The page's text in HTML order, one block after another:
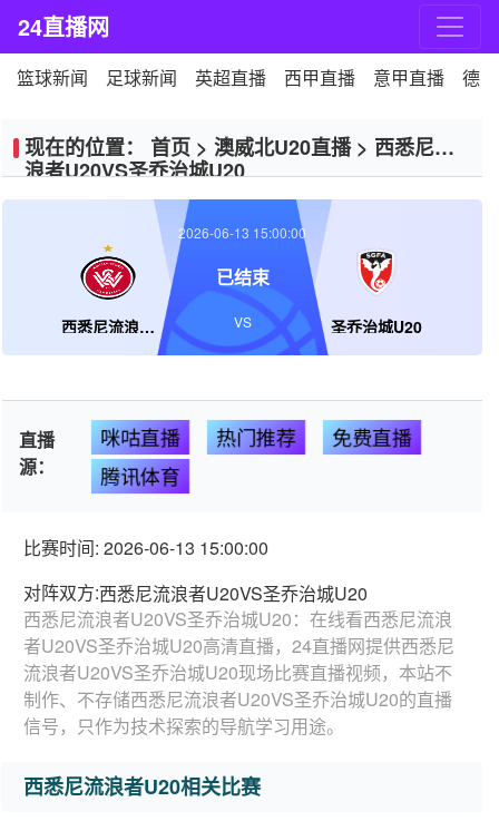
24直播网
篮球新闻 足球新闻 英超直播 西甲直播 意甲直播 德
现在的位置： 首页 > 澳威北U20直播> 西悉尼流
浪者U20VS圣乔治城U20
西悉尼流浪者U20 圣乔治城U20
2026-06-13 15:00:00
已结束
VS
直播
源：
咪咕直播 热门推荐
免费直播
腾讯体育
比赛时间: 2026-06-13 15:00:00
对阵双方:西悉尼流浪者U20VS圣乔治城U20
西悉尼流浪者U20VS圣乔治城U20：在线看西悉尼流浪
者U20VS圣乔治城U20高清直播，24直播网提供西悉尼
流浪者U20VS圣乔治城U20现场比赛直播视频，本站不
制作、不存储西悉尼流浪者U20VS圣乔治城U20的直播
信号，只作为技术探索的导航学习用途。
西悉尼流浪者U20相关比赛